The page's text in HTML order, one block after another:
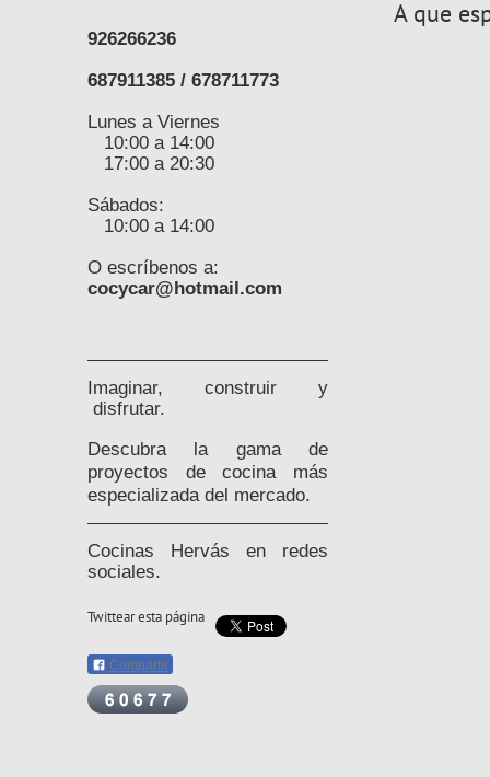
926266236
687911385 / 678711773
Lunes a Viernes
10:00 a 14:00
17:00 a 20:30
Sábados:
10:00 a 14:00
O escríbenos a:
cocycar@hotmail.com
Imaginar, construir y
disfrutar.
Descubra la gama de
proyectos de cocina más
especializada del mercado.
Cocinas Hervás en redes
sociales.
Twittear esta página
Compartir
A que